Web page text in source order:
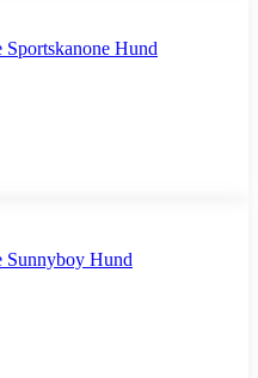
Hund
Sunnyboy Hund